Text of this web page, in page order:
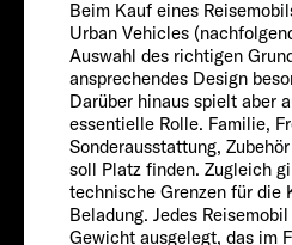
Konfigurator
Explore
Beim Kauf eines
Urban Vehicles
Auswahl des richtigen
ansprechendes Design
Darüber hinaus spielt aber
essentielle Rolle. Familie,
Sonderausstattung,
soll Platz finden. Zugleich
technische Grenzen für die
Beladung. Jedes
Gewicht ausgelegt, das im